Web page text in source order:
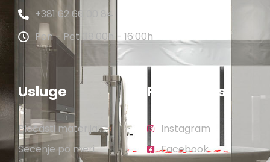
+381 62 66 00 84
Pon - Pet 08:00h - 16:00h
Usluge
Pločasti materijali
Secenje po meri
Pratite nas
Instagram
Facebook